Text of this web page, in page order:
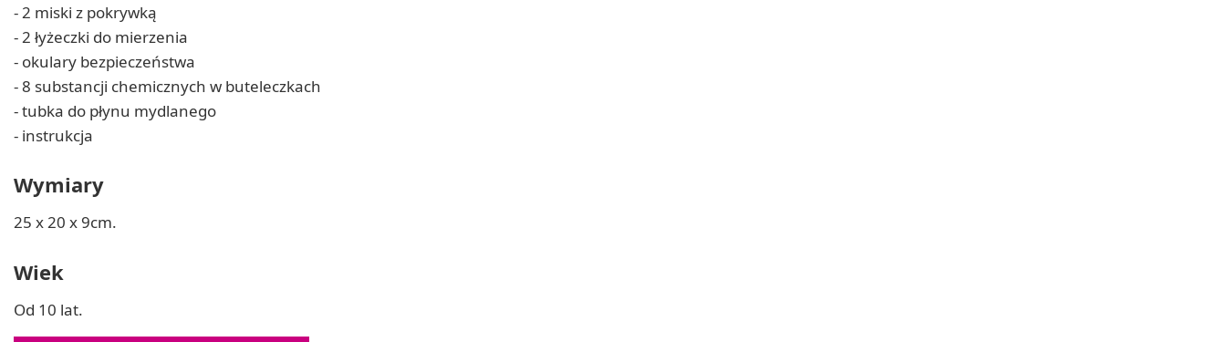
- 2 miski z pokrywką
- 2 łyżeczki do mierzenia
- okulary bezpieczeństwa
- 8 substancji chemicznych w buteleczkach
- tubka do płynu mydlanego
- instrukcja
Wymiary
25 x 20 x 9cm.
Wiek
Od 10 lat.